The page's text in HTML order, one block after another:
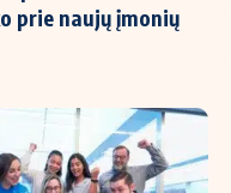
prie naujų įmonių